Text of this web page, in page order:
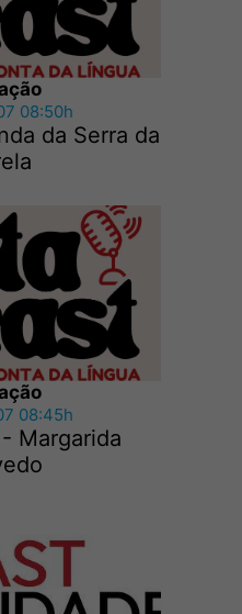
08:50h
da Serra da
08:45h
Margarida